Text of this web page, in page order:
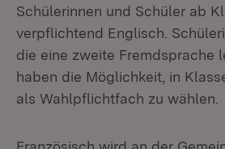
Schülerinnen und Schüler ab
verpflichtend Englisch.
die eine zweite Fremdsprache
haben die Möglichkeit, in
als Wahlpflichtfach zu wählen.